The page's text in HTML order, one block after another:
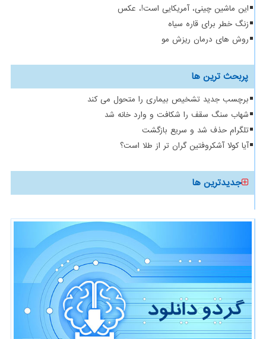
این ماشین چینی، آمریکایی است!، عکس
زنگ خطر برای قاره سیاه
روش های درمان ریزش مو
پربحث ترین ها
برچسب جدید تشخیص بیماری را متحول می کند
شهاب سنگ سقف را شکافت و وارد خانه شد
تلگرام حذف شد و سریع بازگشت
آیا کولا آشکروفتین گران تر از طلا است؟
جدیدترین ها